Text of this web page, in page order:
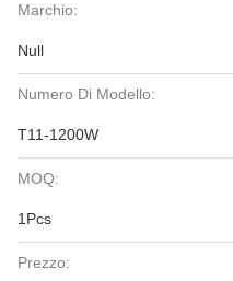
Marchio:
Null
Numero Di Modello:
T11-1200W
MOQ:
1Pcs
Prezzo: